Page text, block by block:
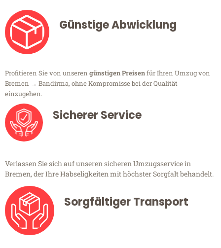
Günstige Abwicklung
Profitieren Sie von unseren günstigen Preisenfür Ihren Umzug von
Bremen → Bandirma, ohne Kompromisse bei der Qualität
einzugehen.
Sicherer Service
Verlassen Sie sich auf unseren sicheren Umzugsservice in
Bremen, der Ihre Habseligkeiten mit höchster Sorgfalt behandelt.
Sorgfältiger Transport